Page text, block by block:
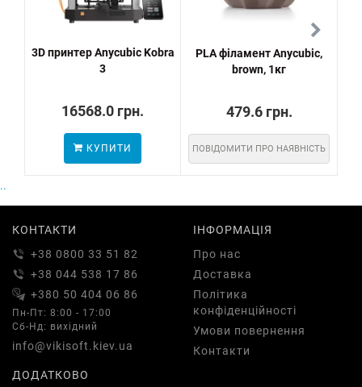
3D принтер Anycubic Kobra
3
16568.0 грн.
КУПИТИ
PLA філамент Anycubic,
brown, 1кг
479.6 грн.
ПОВІДОМИТИ ПРО НАЯВНІСТЬ
..
КОНТАКТИ
+38 0800 33 51 82
+38 044 538 17 86
+380 50 404 06 86
Пн-Пт: 8:00 - 17:00
Сб-Нд: вихідний
info@vikisoft.kiev.ua
ІНФОРМАЦІЯ
Про нас
Доставка
Політика
конфіденційності
Умови повернення
Контакти
ДОДАТКОВО